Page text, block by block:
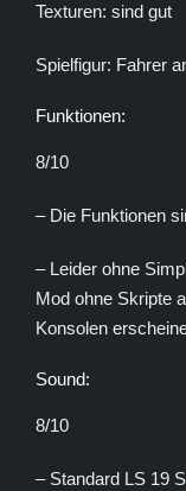
Texturen: sind gut
Spielfigur: Fahrer
Funktionen:
8/10
– Die Funktionen
– Leider ohne
Mod ohne Skripte
Konsolen
Sound:
8/10
– Standard LS 19